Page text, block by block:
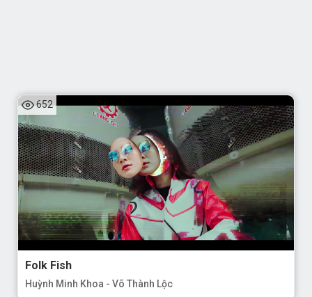
652
Folk Fish
Huỳnh Minh Khoa - Võ Thành Lộc